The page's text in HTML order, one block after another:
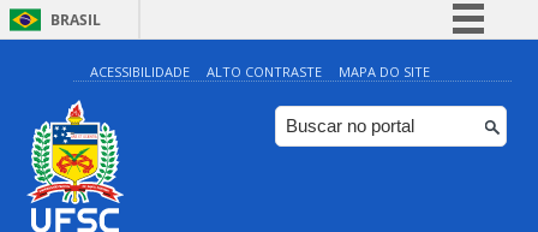
BRASIL
Simplifique!
Comunica BR
Participe
ACESSIBILIDADE ALTO CONTRASTE MAPA DO SITE